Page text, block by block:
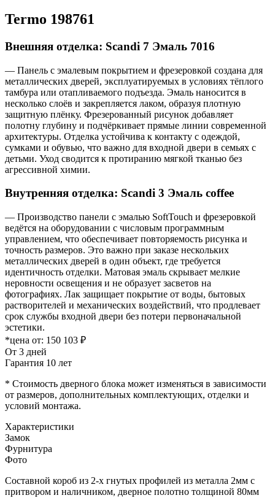
Termo 198761
Внешняя отделка: Scandi 7 Эмаль 7016
— Панель с эмалевым покрытием и фрезеровкой создана для
металлических дверей, эксплуатируемых в условиях тёплого
тамбура или отапливаемого подъезда. Эмаль наносится в
несколько слоёв и закрепляется лаком, образуя плотную
защитную плёнку. Фрезерованный рисунок добавляет
полотну глубину и подчёркивает прямые линии современной
архитектуры. Отделка устойчива к контакту с одеждой,
сумками и обувью, что важно для входной двери в семьях с
детьми. Уход сводится к протиранию мягкой тканью без
агрессивной химии.
Внутренняя отделка: Scandi 3 Эмаль coffee
— Производство панели с эмалью SoftTouch и фрезеровкой
ведётся на оборудовании с числовым программным
управлением, что обеспечивает повторяемость рисунка и
точность размеров. Это важно при заказе нескольких
металлических дверей в один объект, где требуется
идентичность отделки. Матовая эмаль скрывает мелкие
неровности освещения и не образует засветов на
фотографиях. Лак защищает покрытие от воды, бытовых
растворителей и механических воздействий, что продлевает
срок службы входной двери без потери первоначальной
эстетики.
*цена от: 150 103 ₽
От 3 дней
Гарантия 10 лет
* Стоимость дверного блока может изменяться в зависимости
от размеров, дополнительных комплектующих, отделки и
условий монтажа.
Характеристики
Замок
Фурнитура
Фото
Составной короб из 2-х гнутых профилей из металла 2мм с
притвором и наличником, дверное полотно толщиной 80мм